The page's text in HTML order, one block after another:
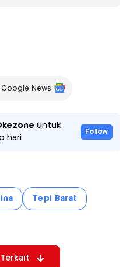
News
untuk
hari
Follow
Tepi Barat